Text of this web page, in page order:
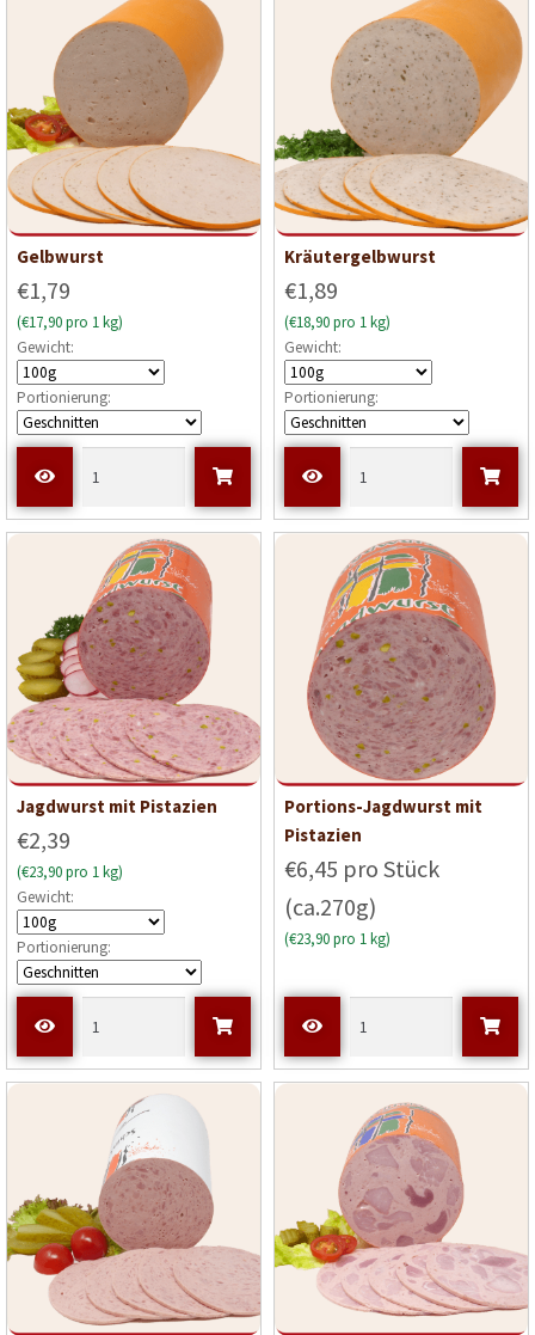
Gelbwurst
€1,79
(€17,90 pro 1 kg)
Gewicht:
Portionierung:
Kräutergelbwurst
€1,89
(€18,90 pro 1 kg)
Gewicht:
Portionierung:
Jagdwurst mit Pistazien
€2,39
(€23,90 pro 1 kg)
Gewicht:
Portionierung:
Portions-Jagdwurst mit
Pistazien
€6,45 pro Stück
(ca.270g)
(€23,90 pro 1 kg)